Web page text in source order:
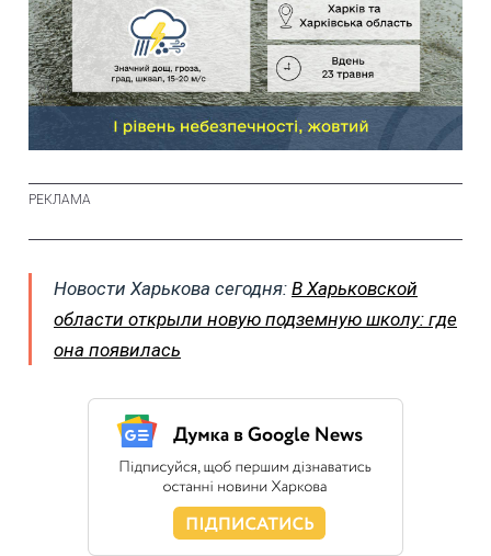
Новости Харькова сегодня: В Харьковской
области открыли новую подземную школу: где
она появилась